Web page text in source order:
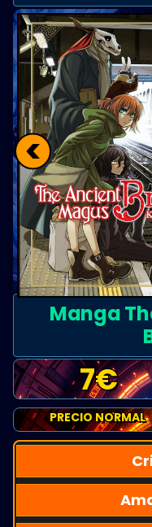
<
Manga
7€
PRECIO NORMAL